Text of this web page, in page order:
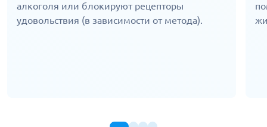
алкоголя или блокируют рецепторы
удовольствия (в зависимости от метода).